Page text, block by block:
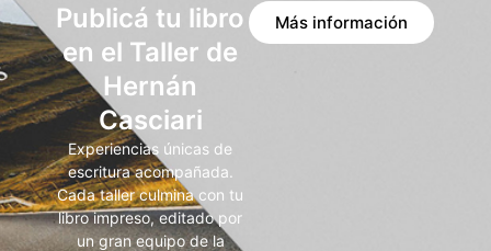
Publicá tu libro
en el Taller de
Hernán
Casciari
Experiencias únicas de
escritura acompañada.
Cada taller culmina con tu
libro impreso, editado por
un gran equipo de la
Más información